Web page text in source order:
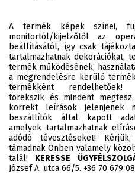
A termék képek színei,
monitortól/kijelzőtől az
beállításától, így csak
tartalmazhatnak dekorációkat,
termék működésének,
a megrendelésre kerülő
termékként rendelhetőek!
törekszik és mindent
korrekt leírások jelenjenek
beszállítók által kapott
amelyek tartalmazhatnak
adódó tévesztéseket!
támadnak Önben valamely
talál! KERESSE
József A. utca 66/5. +36 70 679